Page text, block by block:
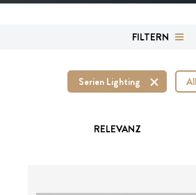
FILTERN
Serien Lighting
RELEVANZ